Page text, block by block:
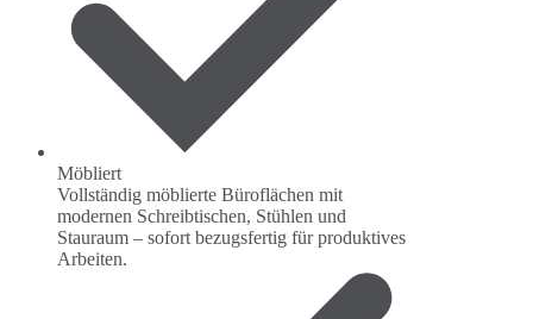
Möbliert
Vollständig möblierte Büroflächen mit
modernen Schreibtischen, Stühlen und
Stauraum – sofort bezugsfertig für produktives
Arbeiten.